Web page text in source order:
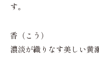
す。
香（こう）
濃淡が織りなす美しい黄